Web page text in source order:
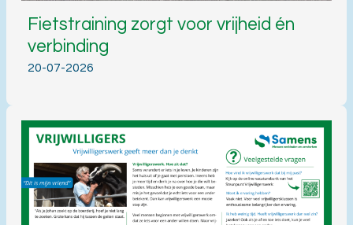
Fietstraining zorgt voor vrijheid én
verbinding
20-07-2026